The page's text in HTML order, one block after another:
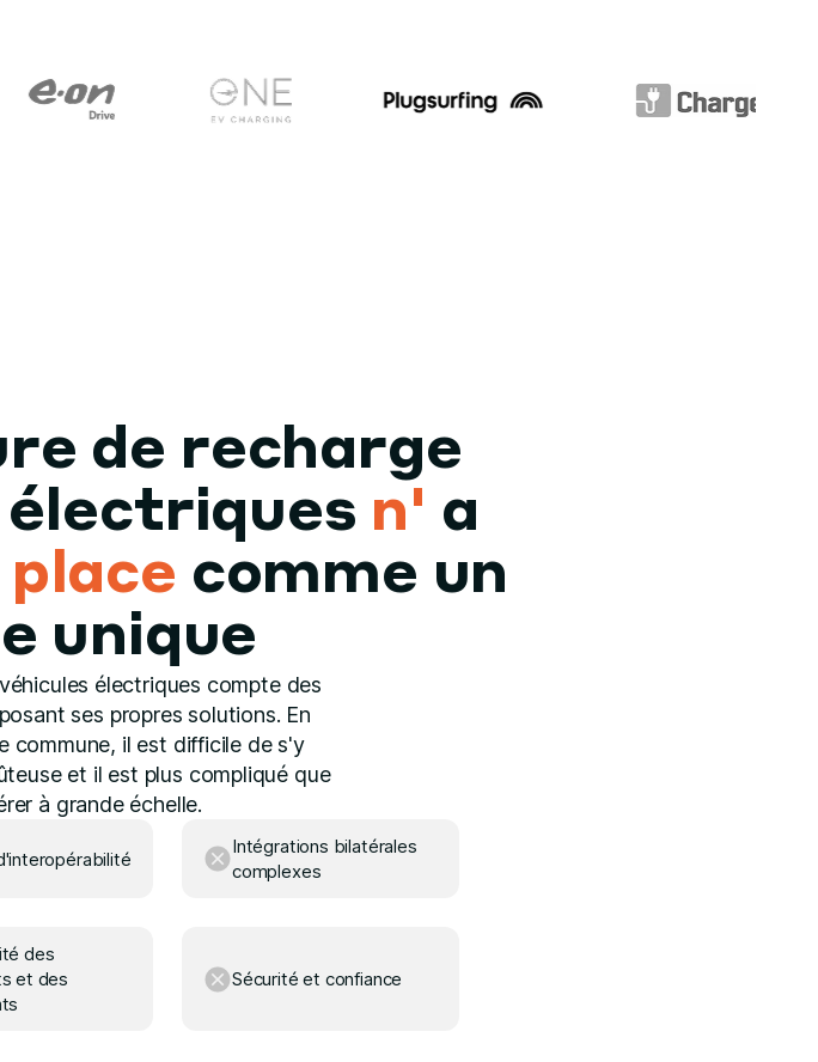
de recharge
électriques n' a
place comme un
unique
électriques compte des
ses propres solutions. En
commune, il est difficile de s'y
et il est plus compliqué que
à grande échelle.
Intégrations bilatérales
complexes
des
et des
Sécurité et confiance